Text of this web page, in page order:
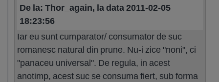
De la: Thor_again, la data 2011-02-05
18:23:56
Iar eu sunt cumparator/ consumator de suc
romanesc natural din prune. Nu-i zice "noni", ci
"panaceu universal". De regula, in acest
anotimp, acest suc se consuma fiert, sub forma